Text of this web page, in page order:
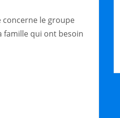
concerne le groupe
famille qui ont besoin